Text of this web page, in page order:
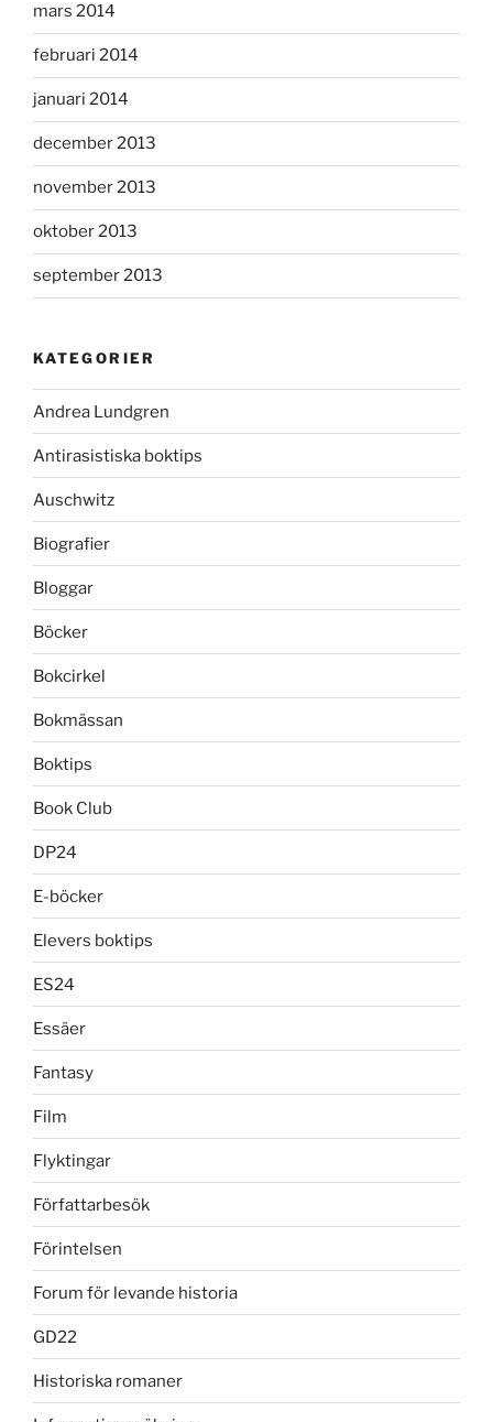
mars 2014
februari 2014
januari 2014
december 2013
november 2013
oktober 2013
september 2013
KATEGORIER
Andrea Lundgren
Antirasistiska boktips
Auschwitz
Biografier
Bloggar
Böcker
Bokcirkel
Bokmässan
Boktips
Book Club
DP24
E-böcker
Elevers boktips
ES24
Essäer
Fantasy
Film
Flyktingar
Författarbesök
Förintelsen
Forum för levande historia
GD22
Historiska romaner